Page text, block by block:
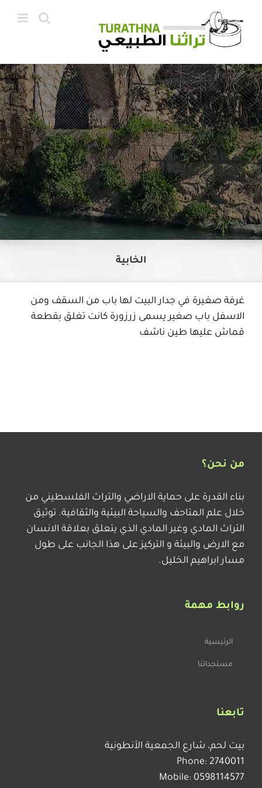
content
الخابية
غرفة صغيرة في جدار البيت لها باب من السقف ومن
الاسفل باب صغير يسمى زرزورة كانت تغلق بقطعة
قماش عليها طين ناشف
من نحن؟
بناء القدرة على حماية الاراضي والتراث الفلسطيني من
خلال علم المتاحف والسياحة البيئية والثقافية. توثيق
التراث المادي وغير المادي الذي يتعلق بعلاقة الانسان
مع الارض والبيئة و التركيز على هذا الجانب على طول
مسار ابراهيم الخليل.
روابط مهمة
الرئيسية
مستجداتنا
تابعنا
بيت لحم، شارع الجمعية الأنطونية
Phone: 2740011
Mobile: 0598114577